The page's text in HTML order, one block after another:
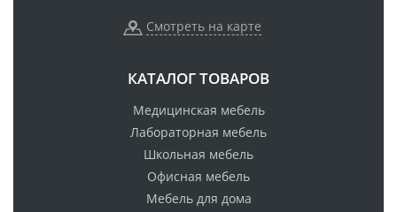
Смотреть на карте
КАТАЛОГ ТОВАРОВ
Медицинская мебель
Лабораторная мебель
Школьная мебель
Офисная мебель
Мебель для дома